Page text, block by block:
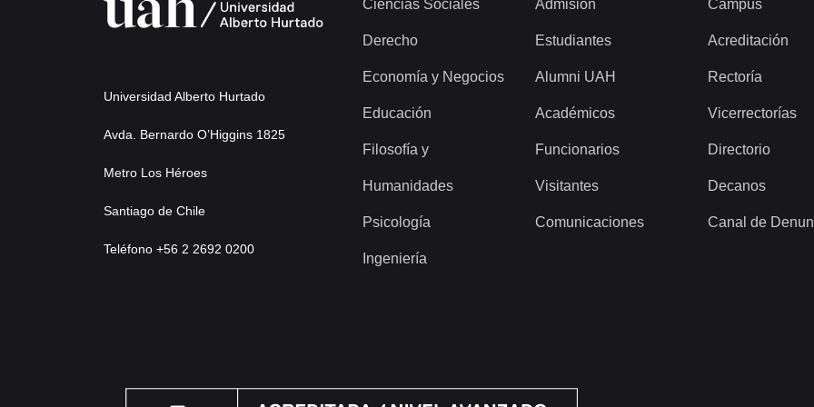
Universidad Alberto Hurtado
Avda. Bernardo O’Higgins 1825
Metro Los Héroes
Santiago de Chile
Teléfono +56 2 2692 0200
Ciencias Sociales
Derecho
Economía y Negocios
Educación
Filosofía y
Humanidades
Psicología
Ingeniería
Admisión
Estudiantes
Alumni UAH
Académicos
Funcionarios
Visitantes
Comunicaciones
Campus
Acreditación
Rectoría
Vicerrectorías
Directorio
Decanos
Canal de